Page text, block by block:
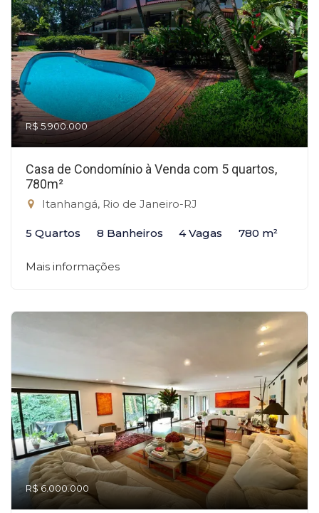
R$ 5.900.000
Casa de Condomínio à Venda com 5 quartos,
780m²
Itanhangá, Rio de Janeiro-RJ
5 Quartos 8 Banheiros 4 Vagas 780 m²
Mais informações
R$ 6.000.000